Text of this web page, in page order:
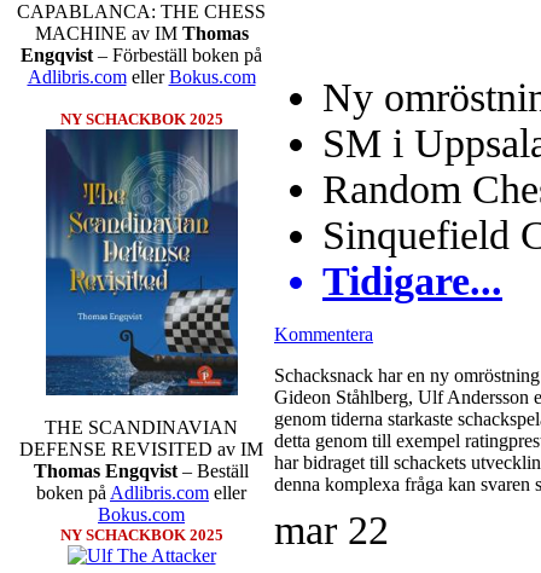
CAPABLANCA: THE CHESS
MACHINE av IM Thomas
Engqvist – Förbeställ boken på
Adlibris.comellerBokus.com
NY SCHACKBOK 2025
THE SCANDINAVIAN
DEFENSE REVISITED av IM
Thomas Engqvist – Beställ
boken på Adlibris.com eller
Bokus.com
NY SCHACKBOK 2025
Ny
SM i
Random
Sinquefield
Tidigare...
Kommentera
Schacksnack har en ny
Gideon Ståhlberg, Ulf Andersson
genom tiderna starkaste
detta genom till exempel
har bidraget till schackets
denna komplexa fråga kan svaren
mar 22